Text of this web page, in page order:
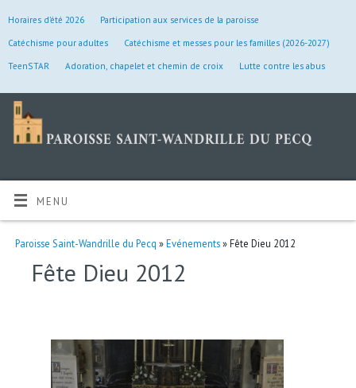
Horaires d’été 2026
Participation aux services de la paroisse
Catéchisme pour adultes
Catéchisme et messes pour les familles (2026-2027)
TeenSTAR
Adoration, chapelet et chemin de croix Lutte contre les abus
MENU
Paroisse Saint-Wandrille du Pecq »Evénements» Fête Dieu 2012
Fête Dieu 2012